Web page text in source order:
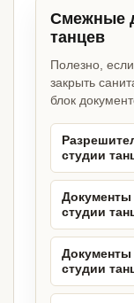
Смежные
танцев
Полезно,
закрыть
блок
студии
Документы
студии
Документы
студии